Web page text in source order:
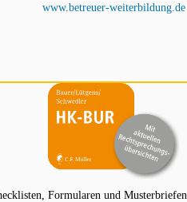
www.betreuer-weiterbildung.de
Formularen und Musterbriefen.